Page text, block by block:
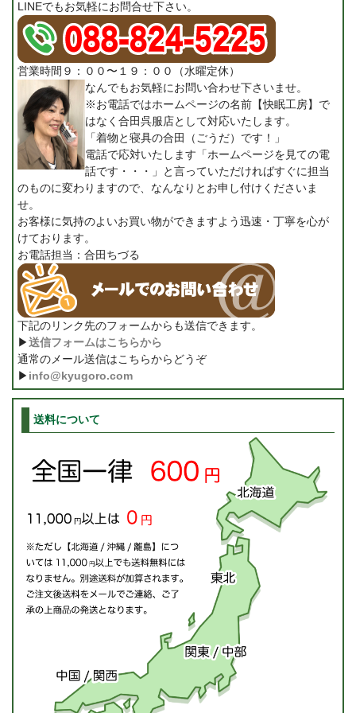
LINEでもお気軽にお問合せ下さい。
営業時間９：００〜１９：００（水曜定休）
なんでもお気軽にお問い合わせ下さいませ。
※お電話ではホームページの名前【快眠工房】で
はなく合田呉服店として対応いたします。
「着物と寝具の合田（ごうだ）です！」
電話で応対いたします「ホームページを見ての電
話です・・・」と言っていただければすぐに担当
のものに変わりますので、なんなりとお申し付けくださいま
せ。
お客様に気持のよいお買い物ができますよう迅速・丁寧を心が
けております。
お電話担当：合田ちづる
下記のリンク先のフォームからも送信できます。
▶送信フォームはこちらから
通常のメール送信はこちらからどうぞ
▶ info@kyugoro.com
送料について